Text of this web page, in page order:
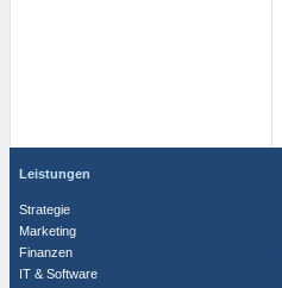
Leistungen
Strategie
Marketing
Finanzen
IT & Software